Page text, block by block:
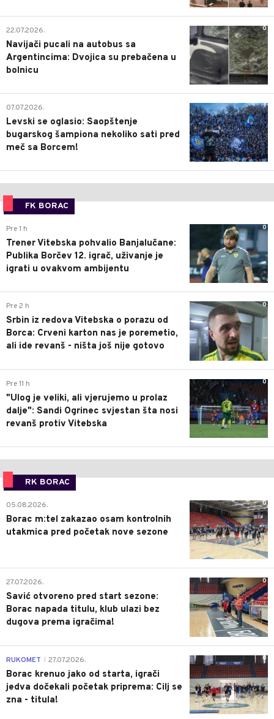
0
22.07.2026.
Navijači pucali na autobus sa
Argentincima: Dvojica su prebačena u
bolnicu
1
07.07.2026.
Levski se oglasio: Saopštenje
bugarskog šampiona nekoliko sati pred
meč sa Borcem!
FK BORAC
0
Pre 1 h
Trener Vitebska pohvalio Banjalučane:
Publika Borčev 12. igrač, uživanje je
igrati u ovakvom ambijentu
0
Pre 2 h
Srbin iz redova Vitebska o porazu od
Borca: Crveni karton nas je poremetio,
ali ide revanš - ništa još nije gotovo
0
Pre 11 h
"Ulog je veliki, ali vjerujemo u prolaz
dalje": Sandi Ogrinec svjestan šta nosi
revanš protiv Vitebska
RK BORAC
0
05.08.2026.
Borac m:tel zakazao osam kontrolnih
utakmica pred početak nove sezone
0
27.07.2026.
Savić otvoreno pred start sezone:
Borac napada titulu, klub ulazi bez
dugova prema igračima!
0
RUKOMET 27.07.2026.
Borac krenuo jako od starta, igrači
jedva dočekali početak priprema: Cilj se
zna - titula!